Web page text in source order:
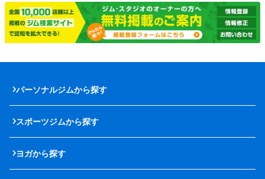
パーソナルジムから探す
スポーツジムから探す
ヨガから探す